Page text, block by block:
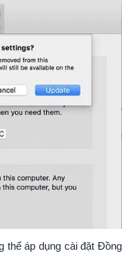
thể áp dụng cài đặt Đồng